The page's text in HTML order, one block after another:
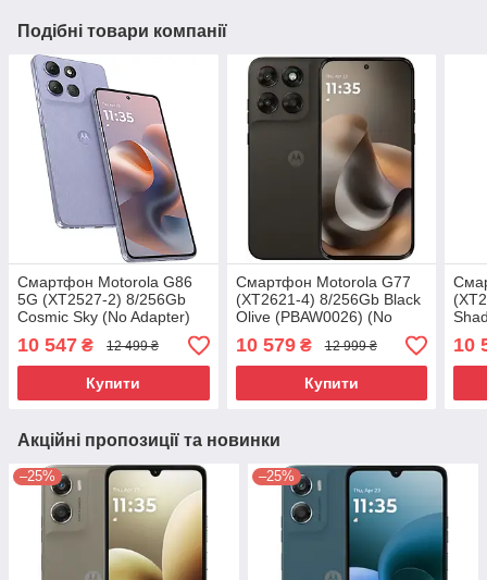
Подібні товари компанії
Смартфон Motorola G86
5G (XT2527-2) 8/256Gb
Cosmic Sky (No Adapter)
UA UCRF
10 547 ₴ 12 499 ₴
Купити
Смартфон Motorola G77
(XT2621-4) 8/256Gb Black
Olive (PBAW0026) (No
Adapter) UA UCRF
10 579₴ 12 999 ₴
Купити
10
Акційні пропозиції та новинки
–25% –25%